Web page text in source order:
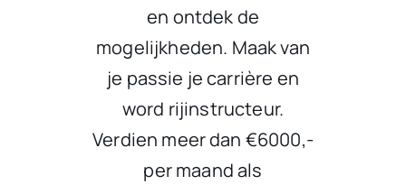
en ontdek de
mogelijkheden. Maak van
je passie je carrière en
word rijinstructeur.
Verdien meer dan €6000,-
per maand als